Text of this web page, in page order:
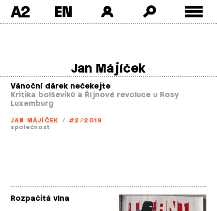
A2
Jan Májíček
Vánoční dárek nečekejte
Kritika bolševiků a Říjnové revoluce u Rosy
Luxemburg
JAN MÁJÍČEK / #2/2019
společnost
Rozpačitá vlna